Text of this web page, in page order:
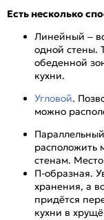
Есть несколько
Линейный –
одной стены.
обеденной
кухни.
Угловой.
можно
расположить
стенам. Место
П-образная.
хранения, а
придётся
кухни в